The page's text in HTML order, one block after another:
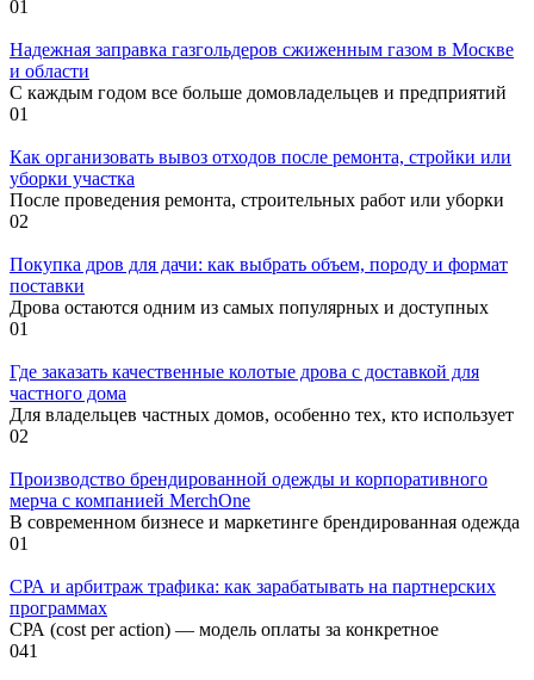
01
Надежная заправка газгольдеров сжиженным газом в Москве
и области
С каждым годом все больше домовладельцев и предприятий
01
Как организовать вывоз отходов после ремонта, стройки или
уборки участка
После проведения ремонта, строительных работ или уборки
02
Покупка дров для дачи: как выбрать объем, породу и формат
поставки
Дрова остаются одним из самых популярных и доступных
01
Где заказать качественные колотые дрова с доставкой для
частного дома
Для владельцев частных домов, особенно тех, кто использует
02
Производство брендированной одежды и корпоративного
мерча с компанией MerchOne
В современном бизнесе и маркетинге брендированная одежда
01
СРА и арбитраж трафика: как зарабатывать на партнерских
программах
СРА (cost per action) — модель оплаты за конкретное
041